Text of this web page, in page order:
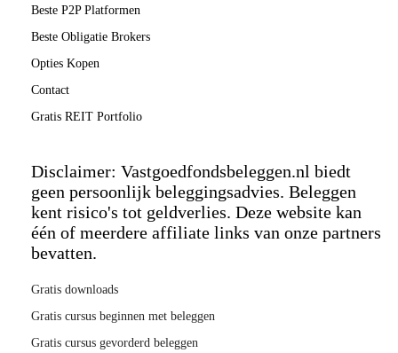
Beste P2P Platformen
Beste Obligatie Brokers
Opties Kopen
Contact
Gratis REIT Portfolio
Disclaimer: Vastgoedfondsbeleggen.nl biedt
geen persoonlijk beleggingsadvies. Beleggen
kent risico's tot geldverlies. Deze website kan
één of meerdere affiliate links van onze partners
bevatten.
Gratis downloads
Gratis cursus beginnen met beleggen
Gratis cursus gevorderd beleggen